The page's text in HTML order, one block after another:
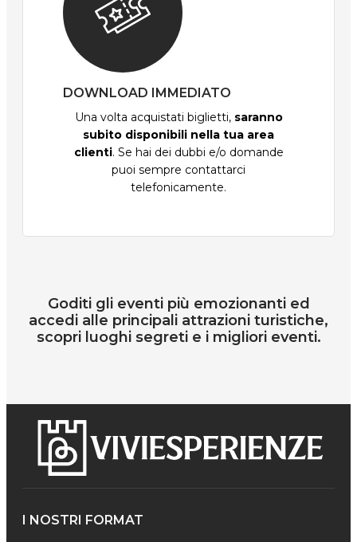
DOWNLOAD IMMEDIATO
Una volta acquistati biglietti, saranno
subito disponibili nella tua area
clienti. Se hai dei dubbi e/o domande
puoi sempre contattarci
telefonicamente.
Goditi gli eventi più emozionanti ed
accedi alle principali attrazioni turistiche,
scopri luoghi segreti e i migliori eventi.
I NOSTRI FORMAT